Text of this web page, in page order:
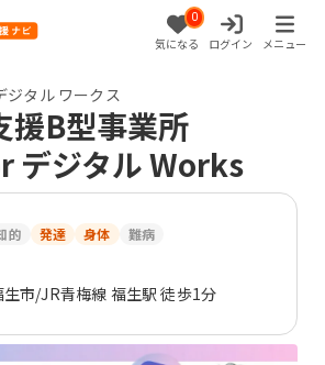
0
気になる ログイン メニュー
ジタル ワークス
援B型事業所
デジタル Works
的 発達 身体 難病
生市/JR青梅線 福生駅 徒歩1分